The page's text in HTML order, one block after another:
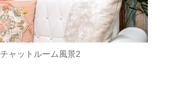
チャットルーム風景2